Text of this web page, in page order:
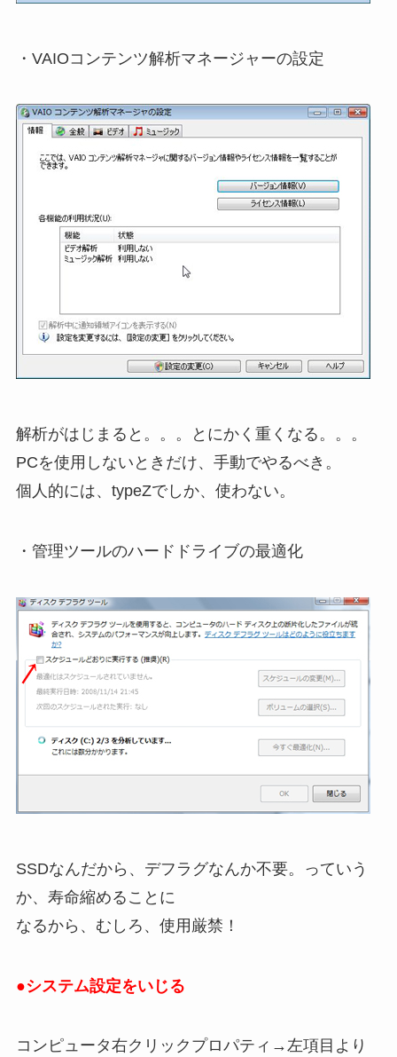
・VAIOコンテンツ解析マネージャーの設定
解析がはじまると。。。とにかく重くなる。。。
PCを使用しないときだけ、手動でやるべき。
個人的には、typeZでしか、使わない。
・管理ツールのハードドライブの最適化
SSDなんだから、デフラグなんか不要。っていう
か、寿命縮めることに
なるから、むしろ、使用厳禁！
●システム設定をいじる
コンピュータ右クリックプロパティ→左項目より